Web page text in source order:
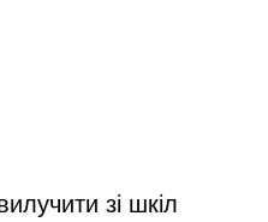
зі шкіл